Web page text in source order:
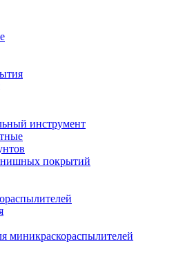
инструмент
покрытий
миникраскораспылителей